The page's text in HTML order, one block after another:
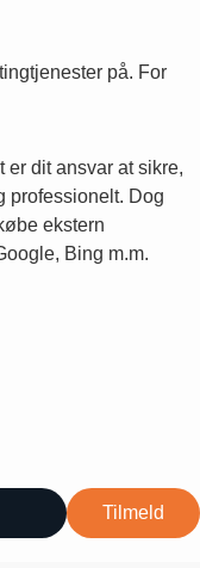
på. For
er dit ansvar at sikre,
professionelt. Dog
ekstern
Bing m.m.